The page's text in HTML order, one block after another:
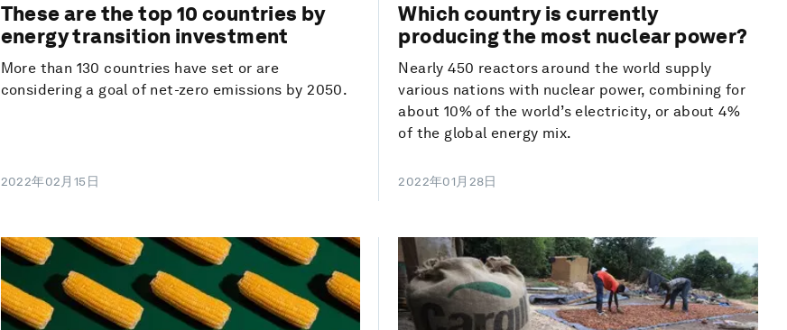
These are the top 10 countries by
energy transition investment
More than 130 countries have set or are
considering a goal of net-zero emissions by 2050.
2022年02月15日
Which country is currently
producing the most nuclear power?
Nearly 450 reactors around the world supply
various nations with nuclear power, combining for
about 10% of the world’s electricity, or about 4%
of the global energy mix.
2022年01月28日